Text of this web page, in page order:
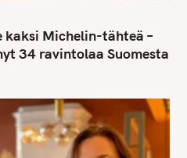
Michelin-tähteä –
34 ravintolaa Suomesta